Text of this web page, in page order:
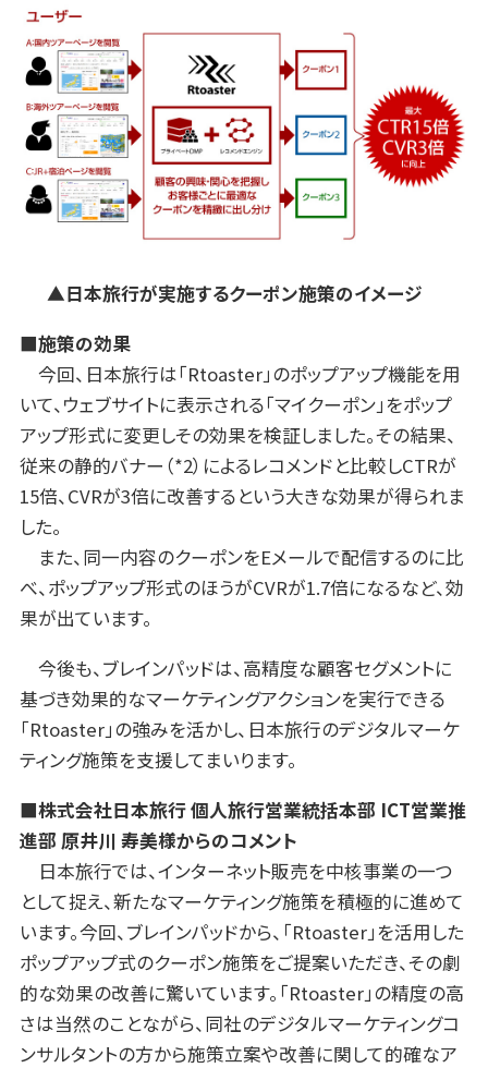
▲日本旅行が実施するクーポン施策のイメージ
■施策の効果
今回、日本旅行は「Rtoaster」のポップアップ機能を用
いて、ウェブサイトに表示される「マイクーポン」をポップ
アップ形式に変更しその効果を検証しました。その結果、
従来の静的バナー（*2）によるレコメンドと比較しCTRが
15倍、CVRが3倍に改善するという大きな効果が得られま
した。
また、同一内容のクーポンをEメールで配信するのに比
べ、ポップアップ形式のほうがCVRが1.7倍になるなど、効
果が出ています。
今後も、ブレインパッドは、高精度な顧客セグメントに
基づき効果的なマーケティングアクションを実行できる
「Rtoaster」の強みを活かし、日本旅行のデジタルマーケ
ティング施策を支援してまいります。
■株式会社日本旅行 個人旅行営業統括本部 ICT営業推
進部 原井川 寿美様からのコメント
日本旅行では、インターネット販売を中核事業の一つ
として捉え、新たなマーケティング施策を積極的に進めて
います。今回、ブレインパッドから、「Rtoaster」を活用した
ポップアップ式のクーポン施策をご提案いただき、その劇
的な効果の改善に驚いています。「Rtoaster」の精度の高
さは当然のことながら、同社のデジタルマーケティングコ
ンサルタントの方から施策立案や改善に関して的確なア